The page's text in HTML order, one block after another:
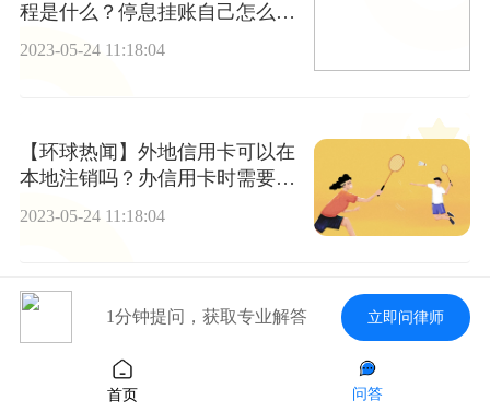
程是什么？停息挂账自己怎么去
申请？
2023-05-24 11:18:04
【环球热闻】外地信用卡可以在
本地注销吗？办信用卡时需要问
2023-05-24 11:18:04
信用卡停息挂账的坏处是什么？
停息挂账容易申请吗？|速讯
2023-05-24 11:18:04
1分钟提问，获取专业解答 立即问律师
首页 问答